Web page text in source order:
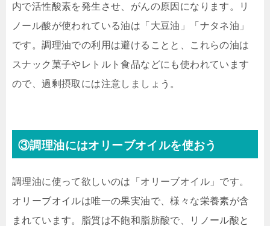
内で活性酸素を発生させ、がんの原因になります。リ
ノール酸が使われている油は「大豆油」「ナタネ油」
です。調理油での利用は避けることと、これらの油は
スナック菓子やレトルト食品などにも使われています
ので、過剰摂取には注意しましょう。
③調理油にはオリーブオイルを使おう
調理油に使って欲しいのは「オリーブオイル」です。
オリーブオイルは唯一の果実油で、様々な栄養素が含
まれています。脂質は不飽和脂肪酸で、リノール酸と